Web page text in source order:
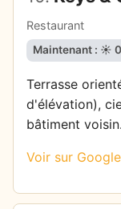
Restaurant
Maintenant : ☀️
Terrasse
d'élévation),
bâtiment voisin.
Voir sur